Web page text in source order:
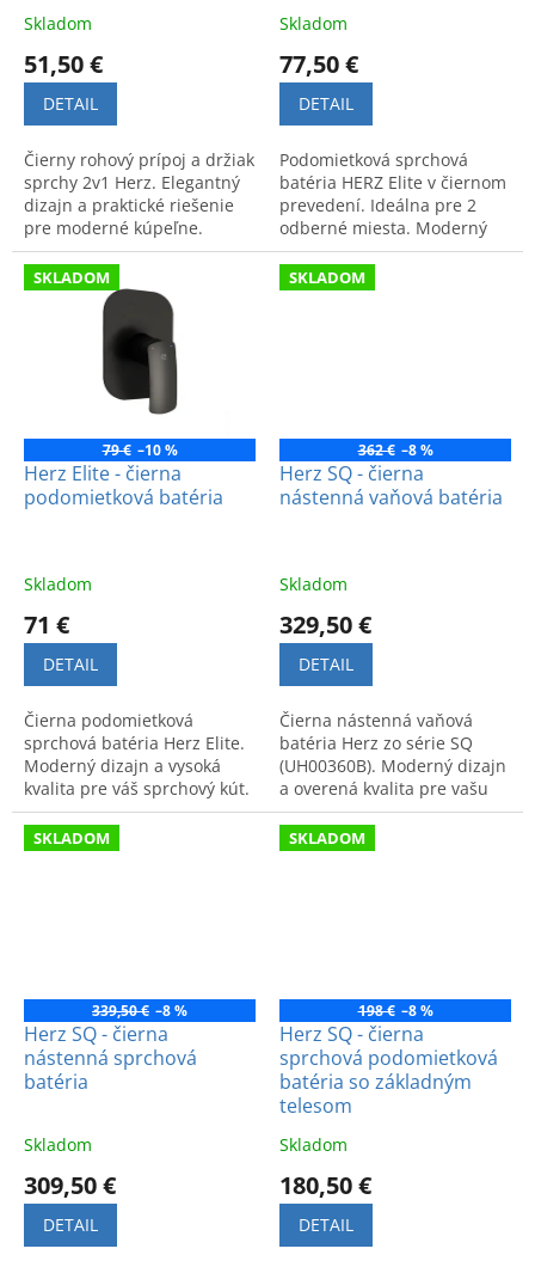
oSkladom
51,50 €
DETAIL
Čierny rohový prípoj a držiak
sprchy 2v1 Herz. Elegantný
dizajn a praktické riešenie
pre moderné kúpeľne.
Kvalitný produkt so
špičkovým vzhľadom.
Skladom
77,50 €
DETAIL
Podomietková sprchová
batéria HERZ Elite v čiernom
prevedení. Ideálna pre 2
odberné miesta. Moderný
dizajn a vysoká kvalita.
SKLADOM
79 € –10 %
Herz Elite - čierna
podomietková batéria
Skladom
71 €
DETAIL
Čierna podomietková
sprchová batéria Herz Elite.
Moderný dizajn a vysoká
kvalita pre váš sprchový kút.
SKLADOM
362 € –8 %
Herz SQ - čierna
nástenná vaňová batéria
Skladom
329,50 €
DETAIL
Čierna nástenná vaňová
batéria Herz zo série SQ
(UH00360B). Moderný dizajn
a overená kvalita pre vašu
kúpeľňu.
SKLADOM
339,50 € –8 %
Herz SQ - čierna
nástenná sprchová
batéria
Skladom
309,50 €
DETAIL
SKLADOM
198 € –8 %
Herz SQ - čierna
sprchová podomietková
batéria so základným
telesom
Skladom
180,50 €
DETAIL